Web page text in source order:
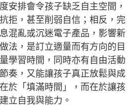
安排會令孩子缺乏自主空間，
拒，甚至削弱自信；相反，完
混亂或沉迷電子產品，影響新
法，是訂立適量而有方向的目
學習時間，同時亦有自由活動
奏，又能讓孩子真正放鬆與成
於「填滿時間」，而在於讓孩
立自我與能力。